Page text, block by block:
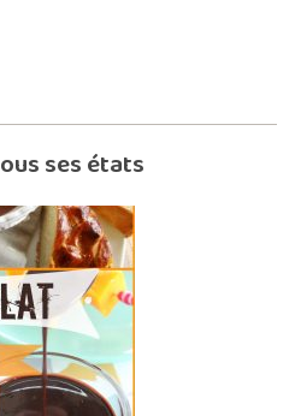
ses états